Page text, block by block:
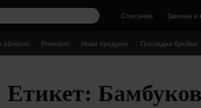
Списание Замяна и
Premium Нови продукти Последни бройки
Етикет: